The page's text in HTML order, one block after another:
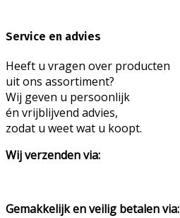
Service en advies
Heeft u vragen over producten
uit ons assortiment?
Wij geven u persoonlijk
én vrijblijvend advies,
zodat u weet wat u koopt.
Wij verzenden via:
Gemakkelijk en veilig betalen via: